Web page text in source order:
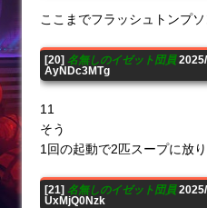
ここまでフラッシュトンプソ
[20] 名無しのイゼット団員2025/
AyNDc3MTg
11
そう
1回の起動で2匹スープに放
[21] 名無しのイゼット団員2025/
UxMjQ0Nzk